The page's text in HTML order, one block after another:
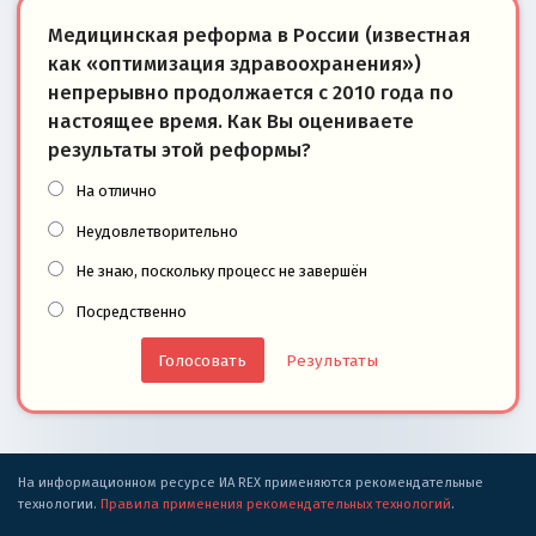
Медицинская реформа в России (известная
как «оптимизация здравоохранения»)
непрерывно продолжается с 2010 года по
настоящее время. Как Вы оцениваете
результаты этой реформы?
На отлично
Неудовлетворительно
Не знаю, поскольку процесс не завершён
Посредственно
Результаты
На информационном ресурсе ИА REX применяются рекомендательные
технологии. Правила применения рекомендательных технологий.